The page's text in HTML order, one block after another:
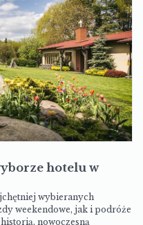
hotelu w
wybieranych
weekendowe, jak i podróże
nowoczesną